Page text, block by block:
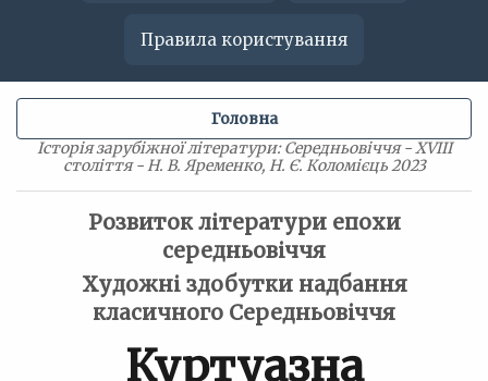
Правила користування
Історія зарубіжної літератури: Середньовіччя - XVIII
століття - Н. В. Яременко, Н. Є. Коломієць 2023
Головна
Розвиток літератури епохи
середньовіччя
Художні здобутки надбання
класичного Середньовіччя
Куртуазна